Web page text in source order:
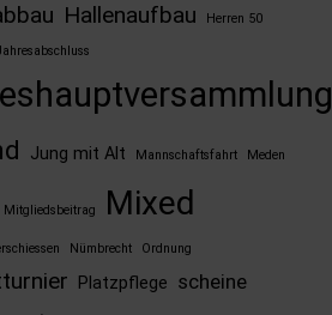
Hallenaufbau Herren 50
Jung mit Alt Mannschaftsfahrt Meden
Mitgliedsbeitrag Mixed
Nümbrecht Ordnung
Platzpflege scheine